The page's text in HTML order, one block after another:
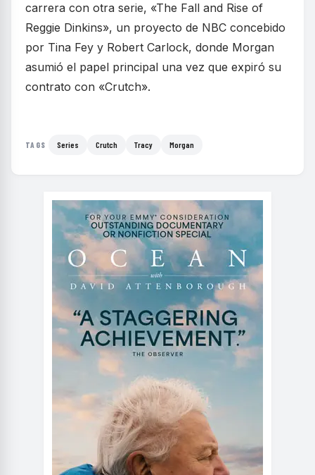
carrera con otra serie, «The Fall and Rise of
Reggie Dinkins», un proyecto de NBC concebido
por Tina Fey y Robert Carlock, donde Morgan
asumió el papel principal una vez que expiró su
contrato con «Crutch».
TAGS Series Crutch Tracy Morgan